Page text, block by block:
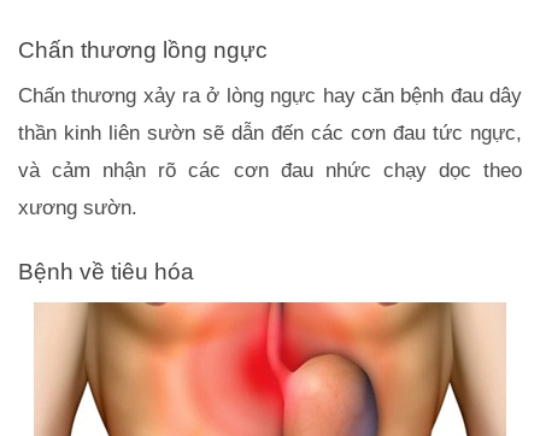
Chấn thương lồng ngực
Chấn thương xảy ra ở lòng ngực hay căn bệnh đau dây
thần kinh liên sườn sẽ dẫn đến các cơn đau tức ngực,
và cảm nhận rõ các cơn đau nhức chạy dọc theo
xương sườn.
Bệnh về tiêu hóa